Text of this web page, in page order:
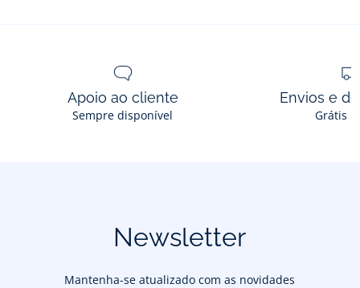
Apoio ao cliente
Sempre disponível
Envios e
Grátis
Newsletter
Mantenha-se atualizado com as novidades